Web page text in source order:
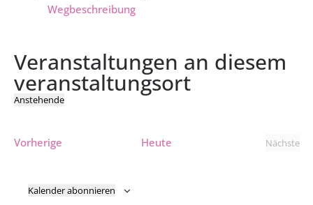
Wegbeschreibung
Veranstaltungen an diesem
veranstaltungsort
Anstehende
VorherigeVeranstaltungenHeute
Nächste
Kalender abonnieren